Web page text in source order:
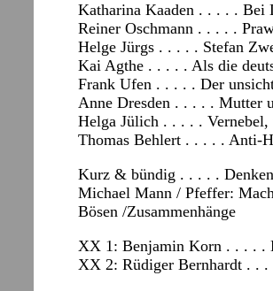
Katharina Kaaden . . . . . Bei
Reiner Oschmann . . . . .
Helge Jürgs . . . . . Stefan
Kai Agthe . . . . . Als die
Frank Ufen . . . . . Der
Anne Dresden . . . . . Mutter
Helga Jülich . . . . .
Thomas Behlert . . . . . Anti-
Kurz & bündig . . . . .
Michael Mann / Pfeffer:
Bösen /Zusammenhänge
XX 1: Benjamin Korn . . . . .
XX 2: Rüdiger Bernhardt . . .